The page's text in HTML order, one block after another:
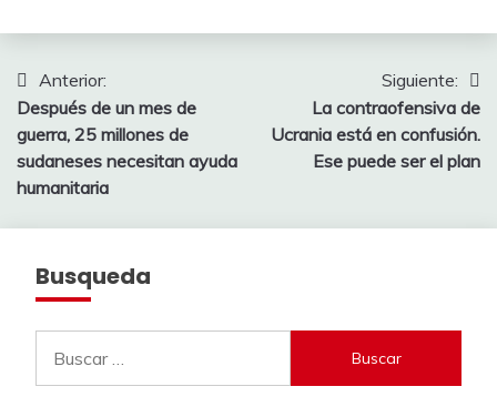
Navegación
de
entradas
Anterior:
Después de un mes de
guerra, 25 millones de
sudaneses necesitan ayuda
humanitaria
Siguiente:
La contraofensiva de
Ucrania está en confusión.
Ese puede ser el plan
Busqueda